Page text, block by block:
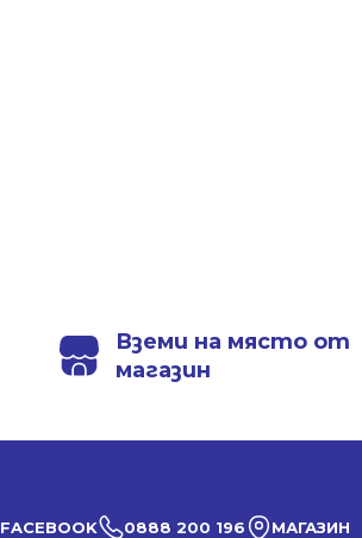
Вземи на място от
магазин
FACEBOOK 0888 200 196 МАГАЗИН